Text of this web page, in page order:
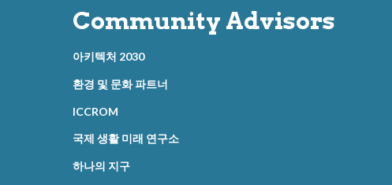
Community Advisors
아키텍처 2030
환경 및 문화 파트너
ICCROM
국제 생활 미래 연구소
하나의 지구